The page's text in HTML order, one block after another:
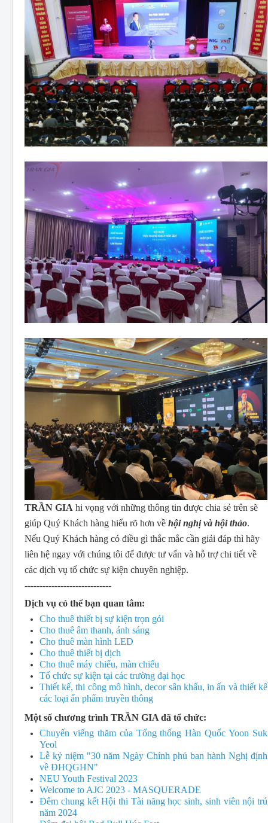
TRẦN GIA hi vọng với những thông tin được chia sẻ trên sẽ
giúp Quý Khách hàng hiểu rõ hơn về hội nghị và hội thảo.
Nếu Quý Khách hàng có điều gì thắc mắc cần giải đáp thì hãy
liên hệ ngay với chúng tôi để được tư vấn và hỗ trợ chi tiết về
các dịch vụ tổ chức sự kiện chuyên nghiệp.
-----------------------------
Dịch vụ có thể bạn quan tâm:
Cho thuê thiết bị sự kiện trọn gói
Cho thuê âm thanh, ánh sáng
Cho thuê màn hình LED
Cho thuê thiết bị dịch
Cho thuê máy chiếu, màn chiếu
Tổ chức sự kiện tại các trường đại học
Thiết kế, thi công mô hình, decor sân khấu, in ấn và thiết kế
các loại ấn phẩm truyền thông
Một số chương trình TRẦN GIA đã tổ chức:
Chuyến viếng thăm của Tổng thống Hàn Quốc Yoon Suk
Yeol
Lễ kỷ niệm "30 năm Ngày Chính phủ ban hành Nghị định
về ĐHQGHN"
NEU Youth Festival 2023
Welcome to AJC 2023 - MASQUERADE
Đêm chung kết Hội thi Tài năng học sinh, sinh viên nội trú
năm 2024